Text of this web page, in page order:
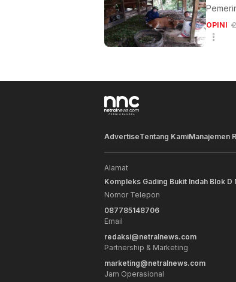
OPINI
AdvertiseTentang KamiManajemen
Alamat
Kompleks Gading Bukit Indah Blok
Nomor Telepon
087785148706
Email
redaksi@netralnews.com
Partnership & Marketing
marketing@netralnews.com
Jam Operasional